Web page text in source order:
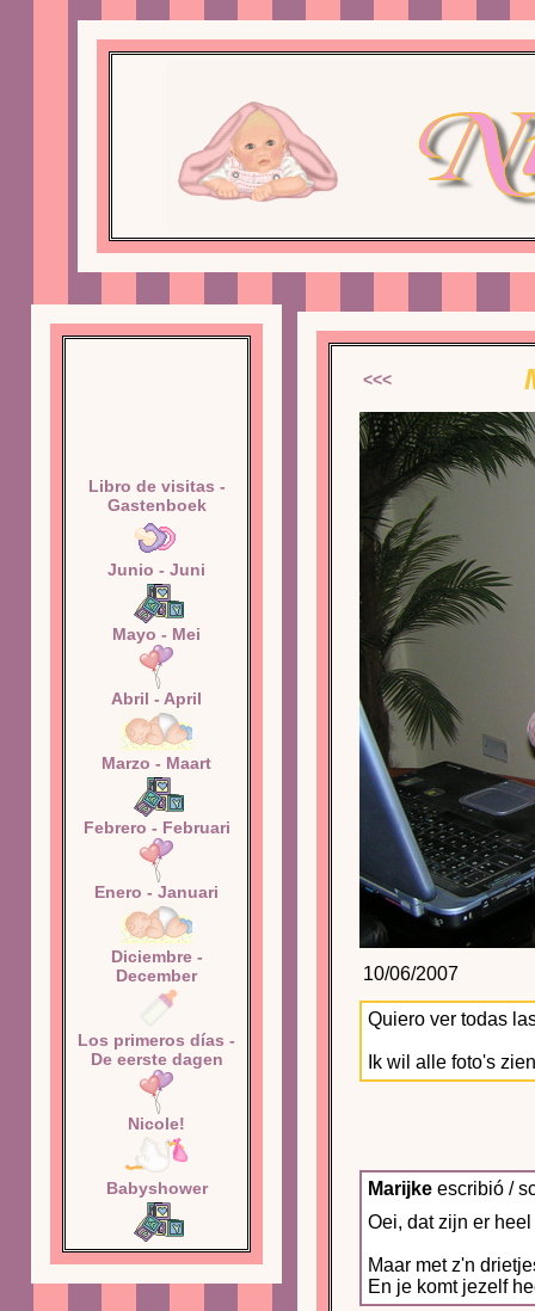
Libro de visitas -
Gastenboek
Junio - Juni
Mayo - Mei
Abril - April
Marzo - Maart
Febrero - Februari
Enero - Januari
Diciembre -
December
Los primeros días -
De eerste dagen
Nicole!
Babyshower
<<<
10/06/2007
Quiero ver todas
Ik wil alle foto's
Marijkeescribió /
Oei, dat zijn er heel
Maar met z'n
En je komt jezelf